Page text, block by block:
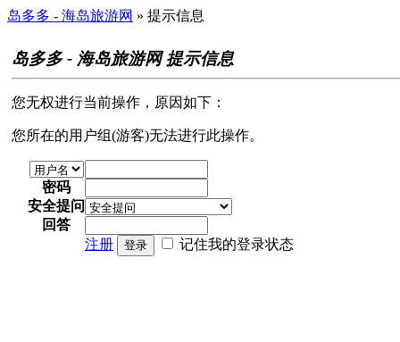
岛多多 - 海岛旅游网 » 提示信息
岛多多 - 海岛旅游网 提示信息
您无权进行当前操作，原因如下：
您所在的用户组(游客)无法进行此操作。
密码
安全提问
回答
注册
登录 记住我的登录状态